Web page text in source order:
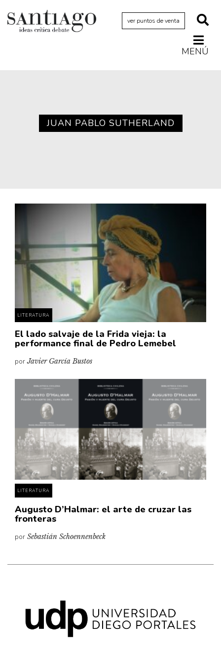
ver puntos de venta
MENÚ
Artes visuales
Diccionario portátil de la literatura chilena
Documentos
Fragmentos
Gran reserva
Historia material de los libros
Lagunas mentales
Libros
Literatura
Medioambiente
Narrativas visuales
Pensamiento
Pensamiento ilustrado
Personaje
Personajes secundarios
Política
Relecturas
Sociedad
Vidas paralelas
JUAN PABLO SUTHERLAND
LITERATURA
El lado salvaje de la Frida vieja: la
performance final de Pedro Lemebel
porJavier García Bustos
LITERATURA
Augusto D’Halmar: el arte de cruzar las
fronteras
por Sebastián Schoennenbeck